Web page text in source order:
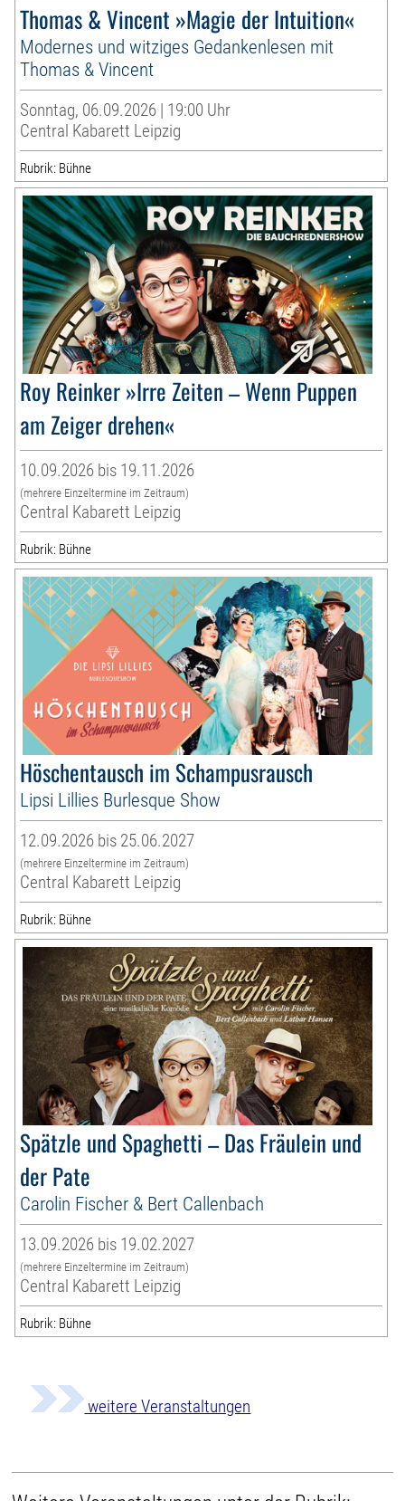
Thomas & Vincent »Magie der Intuition«
Modernes und witziges Gedankenlesen mit
Thomas & Vincent
Sonntag, 06.09.2026 | 19:00 Uhr
Central Kabarett Leipzig
Rubrik: Bühne
Roy Reinker »Irre Zeiten – Wenn Puppen
am Zeiger drehen«
10.09.2026 bis 19.11.2026
(mehrere Einzeltermine im Zeitraum)
Central Kabarett Leipzig
Rubrik: Bühne
Höschentausch im Schampusrausch
Lipsi Lillies Burlesque Show
12.09.2026 bis 25.06.2027
(mehrere Einzeltermine im Zeitraum)
Central Kabarett Leipzig
Rubrik: Bühne
Spätzle und Spaghetti – Das Fräulein und
der Pate
Carolin Fischer & Bert Callenbach
13.09.2026 bis 19.02.2027
(mehrere Einzeltermine im Zeitraum)
Central Kabarett Leipzig
Rubrik: Bühne
weitere Veranstaltungen